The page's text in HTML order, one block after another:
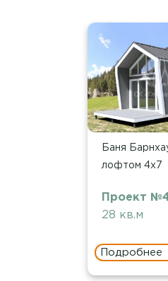
Баня
лофтом 4х7
Проект
28 кв.м
Подробнее